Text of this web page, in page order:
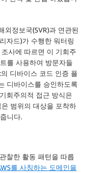
정보국(SVR)과 연관된
자드)가 수행한 워터링
사에 따르면 이 기회주
를 사용하여 방문자들
디바이스 코드 인증 플
디바이스를 승인하도록
회주의적 접근 방식은
범위의 대상을 포착하
니다.
찰한 활동 패턴을 따릅
를 사칭하는 도메인을